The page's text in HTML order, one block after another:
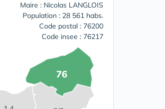
Maire : Nicolas LANGLOIS
Population : 28 561 habs.
Code postal : 76200
Code insee : 76217
76